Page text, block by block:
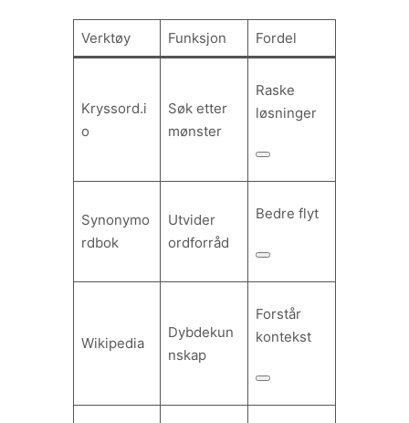
Verktøy Funksjon Fordel
Kryssord.i
o
Søk etter
mønster
Raske
løsninger
Synonymo
rdbok
Utvider
ordforråd
Bedre flyt
Wikipedia
Dybdekun
nskap
Forstår
kontekst